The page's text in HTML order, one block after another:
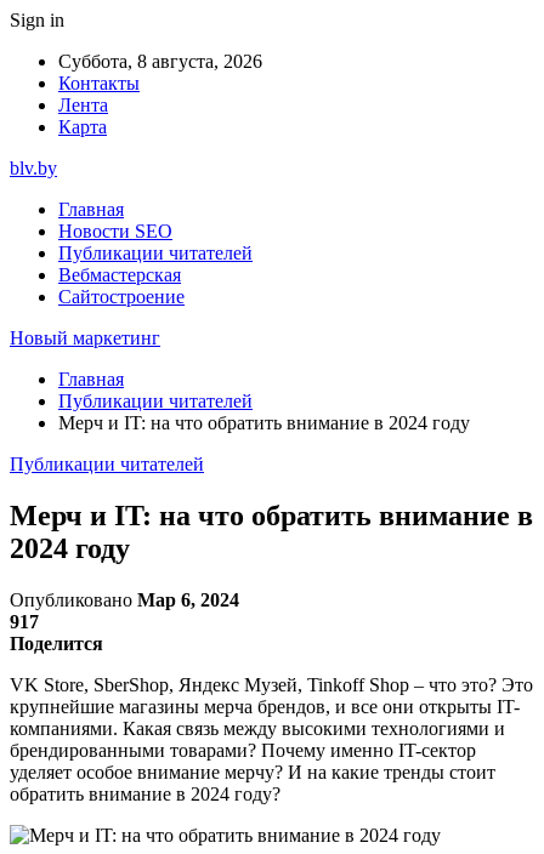
Sign in
Суббота, 8 августа, 2026
Контакты
Лента
Карта
blv.by
Главная
Новости SEO
Публикации читателей
Вебмастерская
Сайтостроение
Новый маркетинг
Главная
Публикации читателей
Мерч и IT: на что обратить внимание в 2024 году
Публикации читателей
Мерч и IT: на что обратить внимание в
2024 году
Опубликовано Мар 6, 2024
917
Поделится
VK Store, SberShop, Яндекс Музей, Tinkoff Shop – что это? Это
крупнейшие магазины мерча брендов, и все они открыты IT-
компаниями. Какая связь между высокими технологиями и
брендированными товарами? Почему именно IT-сектор
уделяет особое внимание мерчу? И на какие тренды стоит
обратить внимание в 2024 году?